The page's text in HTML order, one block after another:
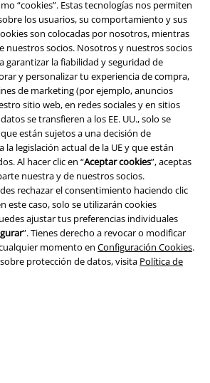
“cookies”. Estas tecnologías nos permiten
los usuarios, su comportamiento y sus
son colocadas por nosotros, mientras
nuestros socios. Nosotros y nuestros socios
garantizar la fiabilidad y seguridad de
y personalizar tu experiencia de compra,
de marketing (por ejemplo, anuncios
sitio web, en redes sociales y en sitios
se transfieren a los EE. UU., solo se
están sujetos a una decisión de
legislación actual de la UE y que están
Al hacer clic en “Aceptar cookies”, aceptas
nuestra y de nuestros socios.
rechazar el consentimiento haciendo clic
este caso, solo se utilizarán cookies
ajustar tus preferencias individuales
”. Tienes derecho a revocar o modificar
momento en Configuración Cookies.
protección de datos, visita Política de